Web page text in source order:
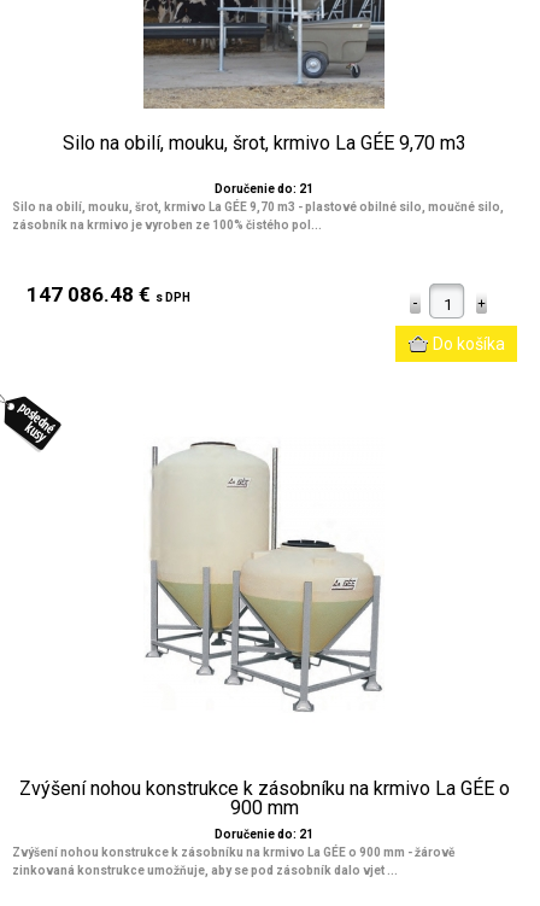
Silo na obilí, mouku, šrot, krmivo La GÉE 9,70 m3
Doručenie do: 21
Silo na obilí, mouku, šrot, krmivo La GÉE 9,70 m3 - plastové obilné silo, moučné silo,
zásobník na krmivo je vyroben ze 100% čistého pol...
147 086.48 € s DPH
Zvýšení nohou konstrukce k zásobníku na krmivo La GÉE o
900 mm
Doručenie do: 21
Zvýšení nohou konstrukce k zásobníku na krmivo La GÉE o 900 mm - žárově
zinkovaná konstrukce umožňuje, aby se pod zásobník dalo vjet ...